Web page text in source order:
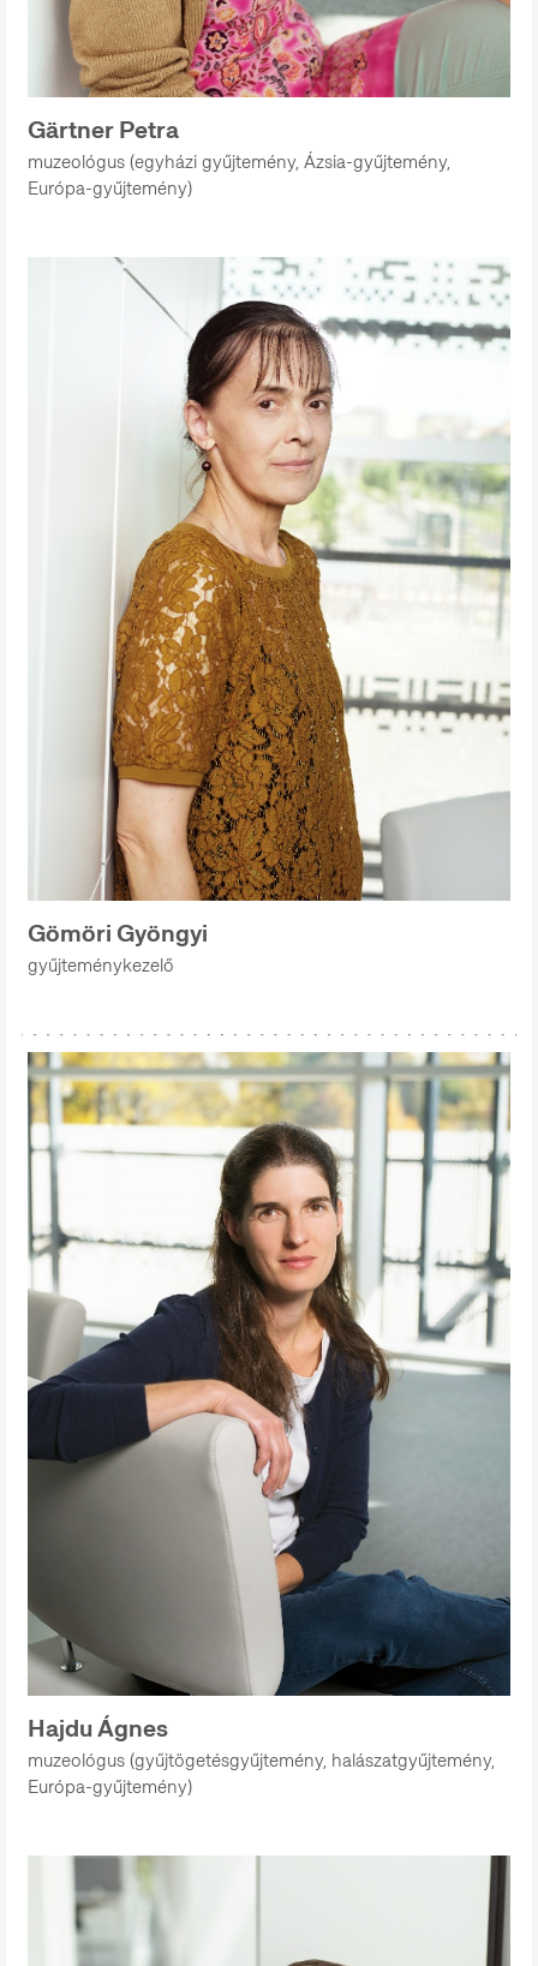
Gärtner Petra
muzeológus (egyházi gyűjtemény, Ázsia-gyűjtemény,
Európa-gyűjtemény)
Gömöri Gyöngyi
gyűjteménykezelő
Hajdu Ágnes
muzeológus (gyűjtögetésgyűjtemény, halászatgyűjtemény,
Európa-gyűjtemény)